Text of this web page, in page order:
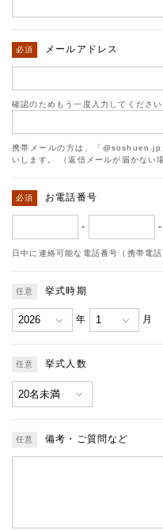
メールアドレス
確認のためもう一度入力してください
携帯メールの方は、「@soshuen.jp
いします。 （返信メールが届かない
お電話番号
- -
日中に連絡可能な電話番号（携帯電
挙式時期
年 月
挙式人数
備考・ご質問など